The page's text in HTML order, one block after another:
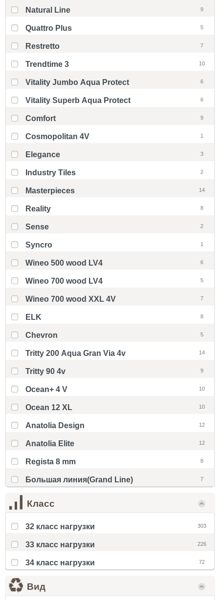
Natural Line 9
Quattro Plus 5
Restretto 7
Trendtime 3 10
Vitality Jumbo Aqua Protect 6
Vitality Superb Aqua Protect 6
Comfort 9
Cosmopolitan 4V 1
Elegance 3
Industry Tiles 2
Masterpieces 14
Reality 8
Sense 2
Syncro 1
Wineo 500 wood LV4 6
Wineo 700 wood LV4 5
Wineo 700 wood XXL 4V 7
ELK 8
Chevron 5
Tritty 200 Aqua Gran Via 4v 14
Tritty 90 4v 9
Ocean+ 4 V 10
Ocean 12 XL 10
Anatolia Design 12
Anatolia Elite 12
Regista 8 mm 8
Большая линия(Grand Line) 7
Класс
32 класс нагрузки 303
33 класс нагрузки 226
34 класс нагрузки 72
Вид